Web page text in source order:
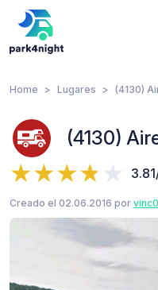
Home Lugares (4130)
(4130)
Creado el 02.06.2016 por